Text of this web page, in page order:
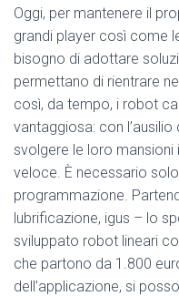
Oggi, per mantenere il
grandi player così come
bisogno di adottare
permettano di rientrare
così, da tempo, i robot
vantaggiosa: con
svolgere le loro
veloce. È necessario
programmazione.
lubrificazione, igus – lo
sviluppato robot lineari
che partono da 1.800
dell’applicazione, si